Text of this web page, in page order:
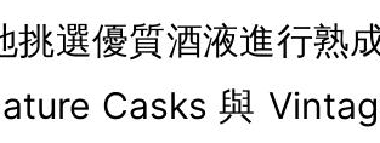
挑選優質酒液進行熟
Casks 與